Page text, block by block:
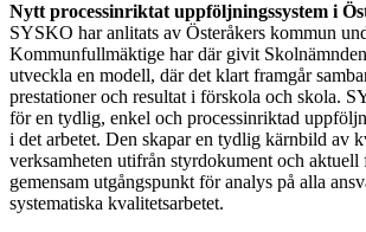
Nytt processinriktat uppföljningssystem i
SYSKO har anlitats av Österåkers kommun
Kommunfullmäktige har där givit
utveckla en modell, där det klart framgår
prestationer och resultat i förskola och skola.
för en tydlig, enkel och processinriktad
i det arbetet. Den skapar en tydlig kärnbild av
verksamheten utifrån styrdokument och aktuell
gemensam utgångspunkt för analys på alla
systematiska kvalitetsarbetet.